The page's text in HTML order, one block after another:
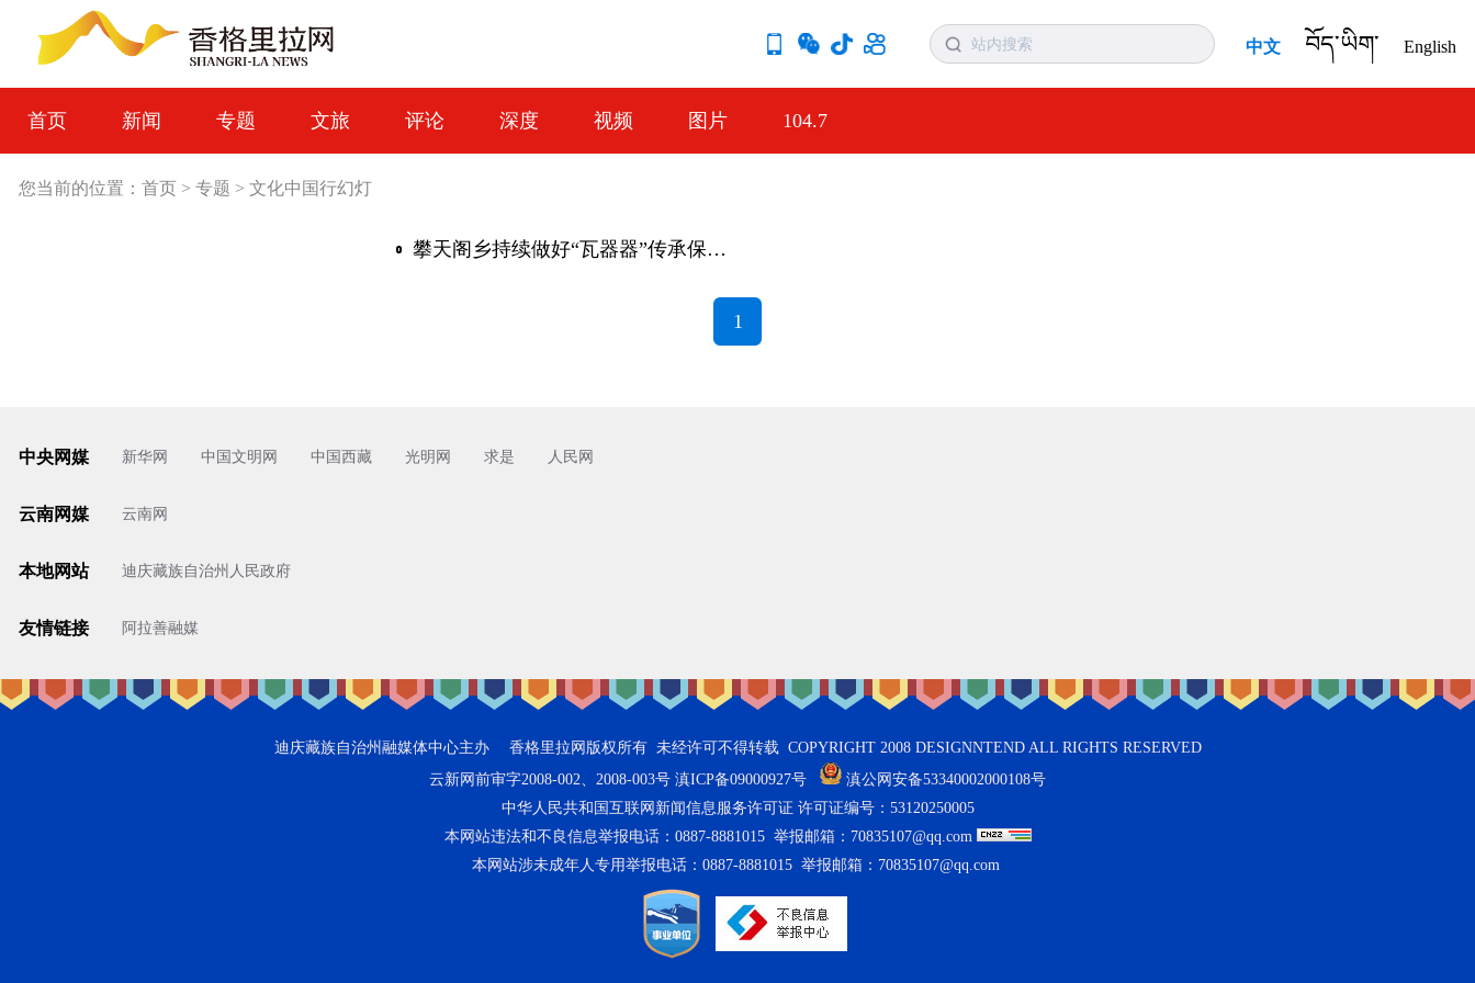
中文 བོད་ཡིག་ English
首页 新闻 专题 文旅 评论 深度 视频 图片 104.7
您当前的位置： 首页 > 专题 > 文化中国行幻灯
攀天阁乡持续做好“瓦器器”传承保护工作——从“旧调无人和”到“全寨踏新声”
1
中央网媒 新华网 中国文明网 中国西藏 光明网 求是 人民网
云南网媒 云南网
本地网站 迪庆藏族自治州人民政府
友情链接 阿拉善融媒
迪庆藏族自治州融媒体中心主办 香格里拉网版权所有 未经许可不得转载 COPYRIGHT 2008 DESIGNNTEND ALL RIGHTS RESERVED
云新网前审字2008-002、2008-003号 滇ICP备09000927号
滇公网安备53340002000108号
中华人民共和国互联网新闻信息服务许可证 许可证编号：53120250005
本网站违法和不良信息举报电话：0887-8881015 举报邮箱：70835107@qq.com
本网站涉未成年人专用举报电话：0887-8881015 举报邮箱：70835107@qq.com